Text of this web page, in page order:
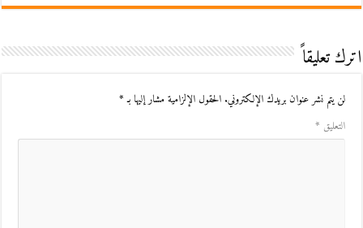
اترك تعليقاً
لن يتم نشر عنوان بريدك الإلكتروني. الحقول الإلزامية مشار إليها بـ*
التعليق *